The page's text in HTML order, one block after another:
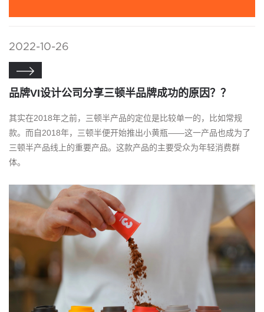
2022-10-26

品牌VI设计公司分享三顿半品牌成功的原因？？
其实在2018年之前，三顿半产品的定位是比较单一的，比如常规
款。而自2018年，三顿半便开始推出小黄瓶——这一产品也成为了
三顿半产品线上的重要产品。这款产品的主要受众为年轻消费群
体。